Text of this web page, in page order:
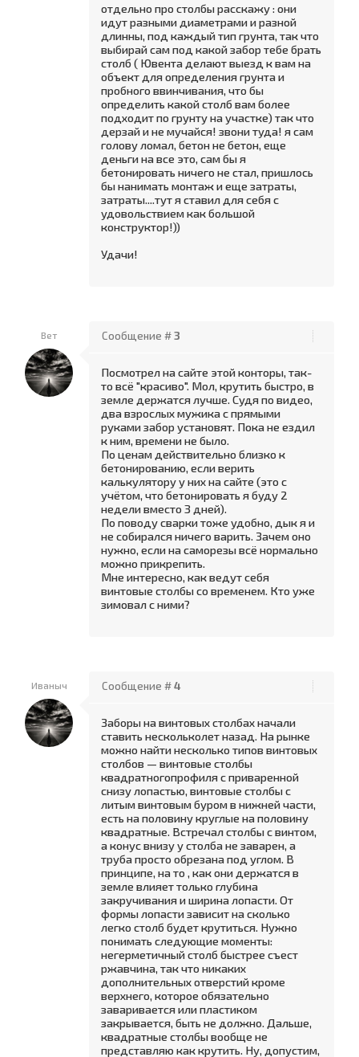
отдельно про столбы расскажу : они
идут разными диаметрами и разной
длинны, под каждый тип грунта, так что
выбирай сам под какой забор тебе брать
столб ( Ювента делают выезд к вам на
объект для определения грунта и
пробного ввинчивания, что бы
определить какой столб вам более
подходит по грунту на участке) так что
дерзай и не мучайся! звони туда! я сам
голову ломал, бетон не бетон, еще
деньги на все это, сам бы я
бетонировать ничего не стал, пришлось
бы нанимать монтаж и еще затраты,
затраты....тут я ставил для себя с
удовольствием как большой
конструктор!))
Удачи!
Вет Сообщение #3
Посмотрел на сайте этой конторы, так-
то всё "красиво". Мол, крутить быстро, в
земле держатся лучше. Судя по видео,
два взрослых мужика с прямыми
руками забор установят. Пока не ездил
к ним, времени не было.
По ценам действительно близко к
бетонированию, если верить
калькулятору у них на сайте (это с
учётом, что бетонировать я буду 2
недели вместо 3 дней).
По поводу сварки тоже удобно, дык я и
не собирался ничего варить. Зачем оно
нужно, если на саморезы всё нормально
можно прикрепить.
Мне интересно, как ведут себя
винтовые столбы со временем. Кто уже
зимовал с ними?
Иваныч Сообщение #4
Заборы на винтовых столбах начали
ставить нескольколет назад. На рынке
можно найти несколько типов винтовых
столбов — винтовые столбы
квадратногопрофиля с приваренной
снизу лопастью, винтовые столбы с
литым винтовым буром в нижней части,
есть на половину круглые на половину
квадратные. Встречал столбы с винтом,
а конус внизу у столба не заварен, а
труба просто обрезана под углом. В
принципе, на то , как они держатся в
земле влияет только глубина
закручивания и ширина лопасти. От
формы лопасти зависит на сколько
легко столб будет крутиться. Нужно
понимать следующие моменты:
негерметичный столб быстрее съест
ржавчина, так что никаких
дополнительных отверстий кроме
верхнего, которое обязательно
заваривается или пластиком
закрывается, быть не должно. Дальше,
квадратные столбы вообще не
представляю как крутить. Ну, допустим,